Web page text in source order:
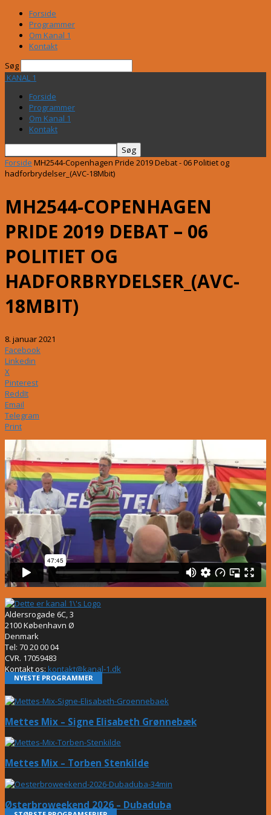
Forside
Programmer
Om Kanal 1
Kontakt
Søg
KANAL 1
Forside
Programmer
Om Kanal 1
Kontakt
Forside MH2544-Copenhagen Pride 2019 Debat - 06 Politiet og
hadforbrydelser_(AVC-18Mbit)
MH2544-COPENHAGEN
PRIDE 2019 DEBAT – 06
POLITIET OG
HADFORBRYDELSER_(AVC-
18MBIT)
8. januar 2021
Facebook
Linkedin
X
Pinterest
ReddIt
Email
Telegram
Print
Aldersrogade 6C, 3
2100 København Ø
Denmark
Tel: 70 20 00 04
CVR. 17059483
Kontakt os: kontakt@kanal-1.dk
NYESTE PROGRAMMER
Mettes Mix – Signe Elisabeth Grønnebæk
Mettes Mix – Torben Stenkilde
Østerbroweekend 2026 – Dubaduba